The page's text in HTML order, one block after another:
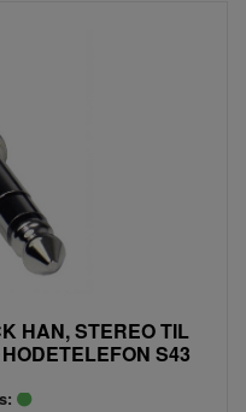
HAN, STEREO TIL
S43